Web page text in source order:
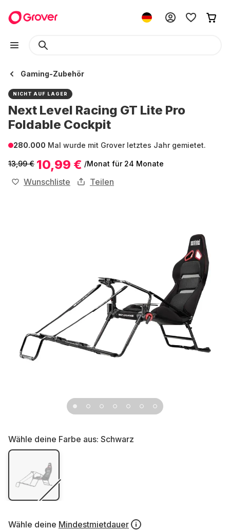
Gaming-Zubehör
NICHT AUF LAGER
Next Level Racing GT Lite Pro
Foldable Cockpit
280.000 Mal wurde mit Grover letztes Jahr gemietet.
13,99 € 10,99 € /Monat für 24 Monate
Wunschliste Teilen
Wähle deine Farbe aus: Schwarz
Wähle deine Mindestmietdauer